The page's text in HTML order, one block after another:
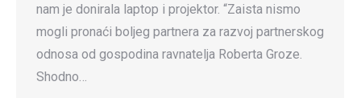
nam je donirala laptop i projektor. “Zaista nismo
mogli pronaći boljeg partnera za razvoj partnerskog
odnosa od gospodina ravnatelja Roberta Groze.
Shodno…